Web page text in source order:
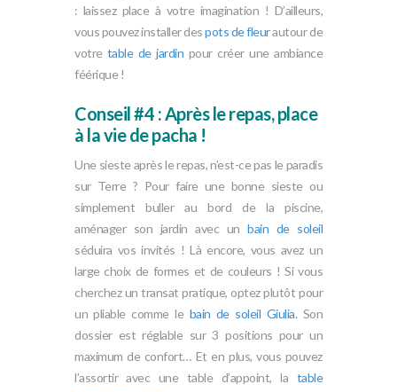
: laissez place à votre imagination ! D’ailleurs,
vous pouvez installer despots de fleurautour de
votre table de jardin pour créer une ambiance
féérique !
Conseil #4 : Après le repas, place
à la vie de pacha !
Une sieste après le repas, n’est-ce pas le paradis
sur Terre ? Pour faire une bonne sieste ou
simplement buller au bord de la piscine,
aménager son jardin avec un bain de soleil
séduira vos invités ! Là encore, vous avez un
large choix de formes et de couleurs ! Si vous
cherchez un transat pratique, optez plutôt pour
un pliable comme le bain de soleil Giulia.Son
dossier est réglable sur 3 positions pour un
maximum de confort… Et en plus, vous pouvez
l’assortir avec une table d’appoint, la table